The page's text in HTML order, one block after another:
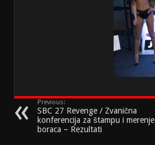
Previous:
SBC 27 Revenge / Zvanična
konferencija za štampu i merenje
boraca – Rezultati